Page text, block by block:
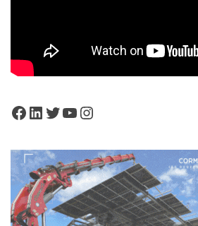
Facebook
LinkedIn
Twitter
YouTube
Instagram